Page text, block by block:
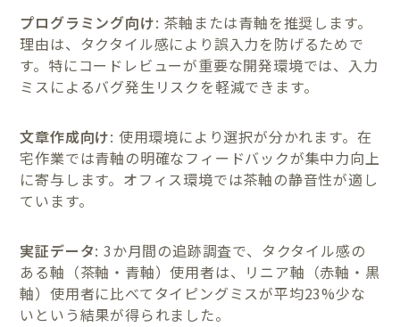
プログラミング向け: 茶軸または青軸を推奨します。
理由は、タクタイル感により誤入力を防げるためで
す。特にコードレビューが重要な開発環境では、入力
ミスによるバグ発生リスクを軽減できます。
文章作成向け: 使用環境により選択が分かれます。在
宅作業では青軸の明確なフィードバックが集中力向上
に寄与します。オフィス環境では茶軸の静音性が適し
ています。
実証データ: 3か月間の追跡調査で、タクタイル感の
ある軸（茶軸・青軸）使用者は、リニア軸（赤軸・黒
軸）使用者に比べてタイピングミスが平均23%少な
いという結果が得られました。